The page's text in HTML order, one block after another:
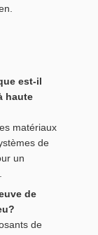
est-il
haute
matériaux
de
un
de
de